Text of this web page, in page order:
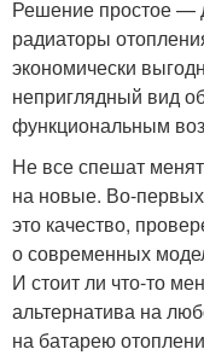
Решение простое —
радиаторы
экономически
неприглядный вид
функциональным
Не все спешат
на новые. Во-
это качество,
о современных
И стоит ли что-то
альтернатива на
на батарею